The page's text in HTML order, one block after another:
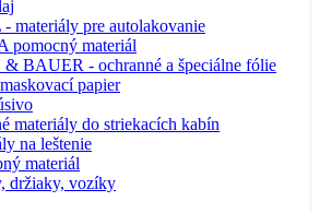
materiály pre autolakovanie
pomocný materiál
BAUER - ochranné a špeciálne fólie
papier
materiály do striekacích kabín
na leštenie
materiál
držiaky, vozíky